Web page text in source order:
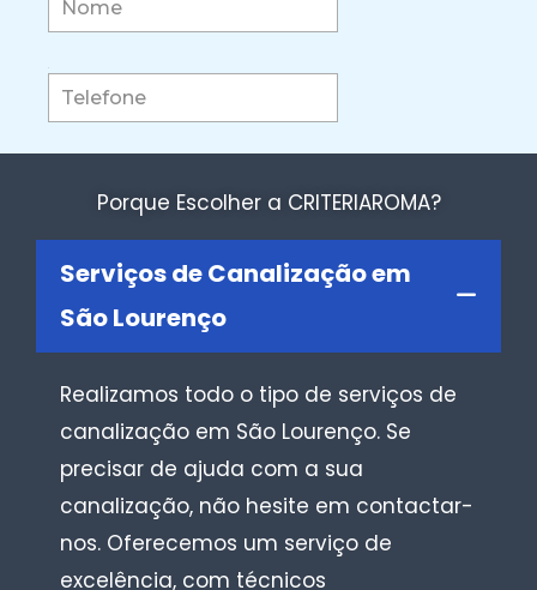
Porque Escolher a CRITERIAROMA?
Serviços de Canalização em
São Lourenço
Realizamos todo o tipo de serviços de
canalização em São Lourenço. Se
precisar de ajuda com a sua
canalização, não hesite em contactar-
nos. Oferecemos um serviço de
excelência, com técnicos